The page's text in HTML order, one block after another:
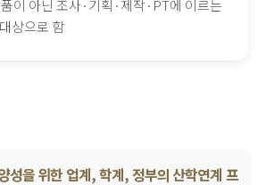
이 아닌 조사·기획·제작·PT에 이르는
상으로 함
성을 위한 업계, 학계, 정부의 산학연계 프